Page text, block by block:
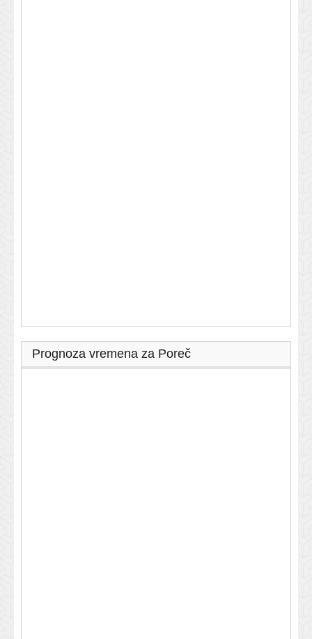
Prognoza vremena za Poreč